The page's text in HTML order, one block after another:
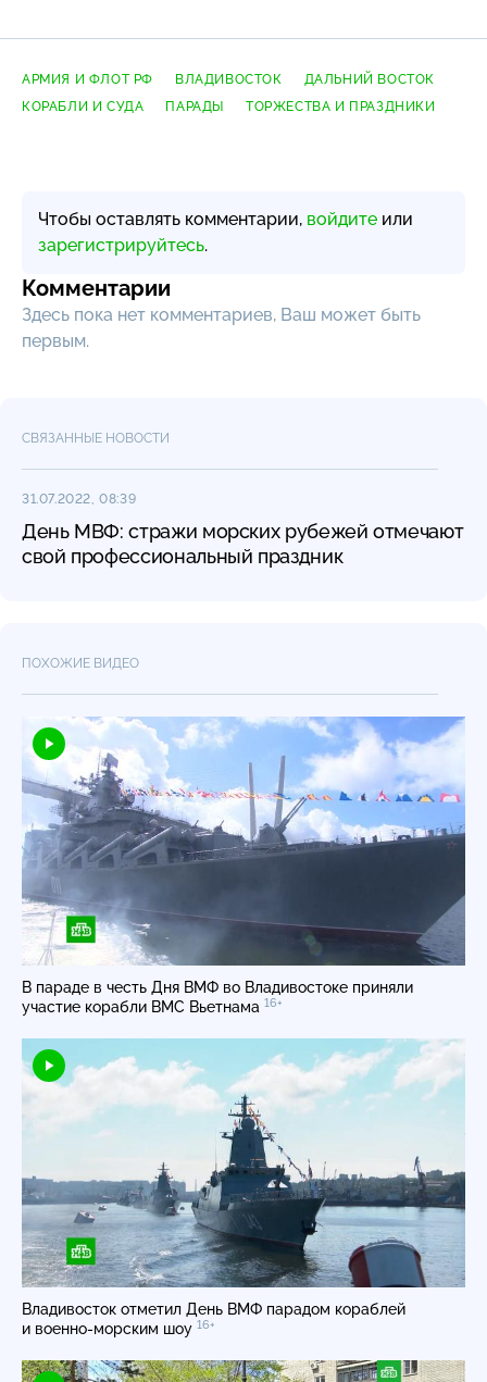
АРМИЯ И ФЛОТ РФ ВЛАДИВОСТОК
ДАЛЬНИЙ ВОСТОК
КОРАБЛИ И СУДА
ПАРАДЫ ТОРЖЕСТВА И ПРАЗДНИКИ
Чтобы оставлять комментарии, войдите или
зарегистрируйтесь.
Комментарии
Здесь пока нет комментариев, Ваш может быть
первым.
СВЯЗАННЫЕ НОВОСТИ
31.07.2022, 08:39
День МВФ: стражи морских рубежей отмечают
свой профессиональный праздник
ПОХОЖИЕ ВИДЕО
В параде в честь Дня ВМФ во Владивостоке приняли
участие корабли ВМС Вьетнама 16+
Владивосток отметил День ВМФ парадом кораблей
и военно-морским шоу 16+